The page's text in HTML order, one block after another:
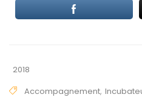
2018
Accompagnement,